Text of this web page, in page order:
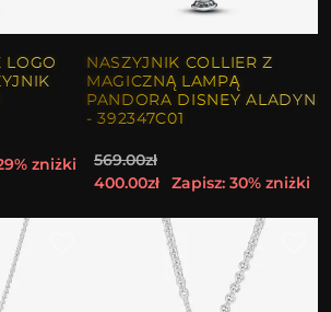
LOGO
zniżki
NASZYJNIK COLLIER Z
MAGICZNĄ LAMPĄ
PANDORA DISNEY ALADYN
- 392347C01
569.00zł
400.00zł
Zapisz: 30% zniżki